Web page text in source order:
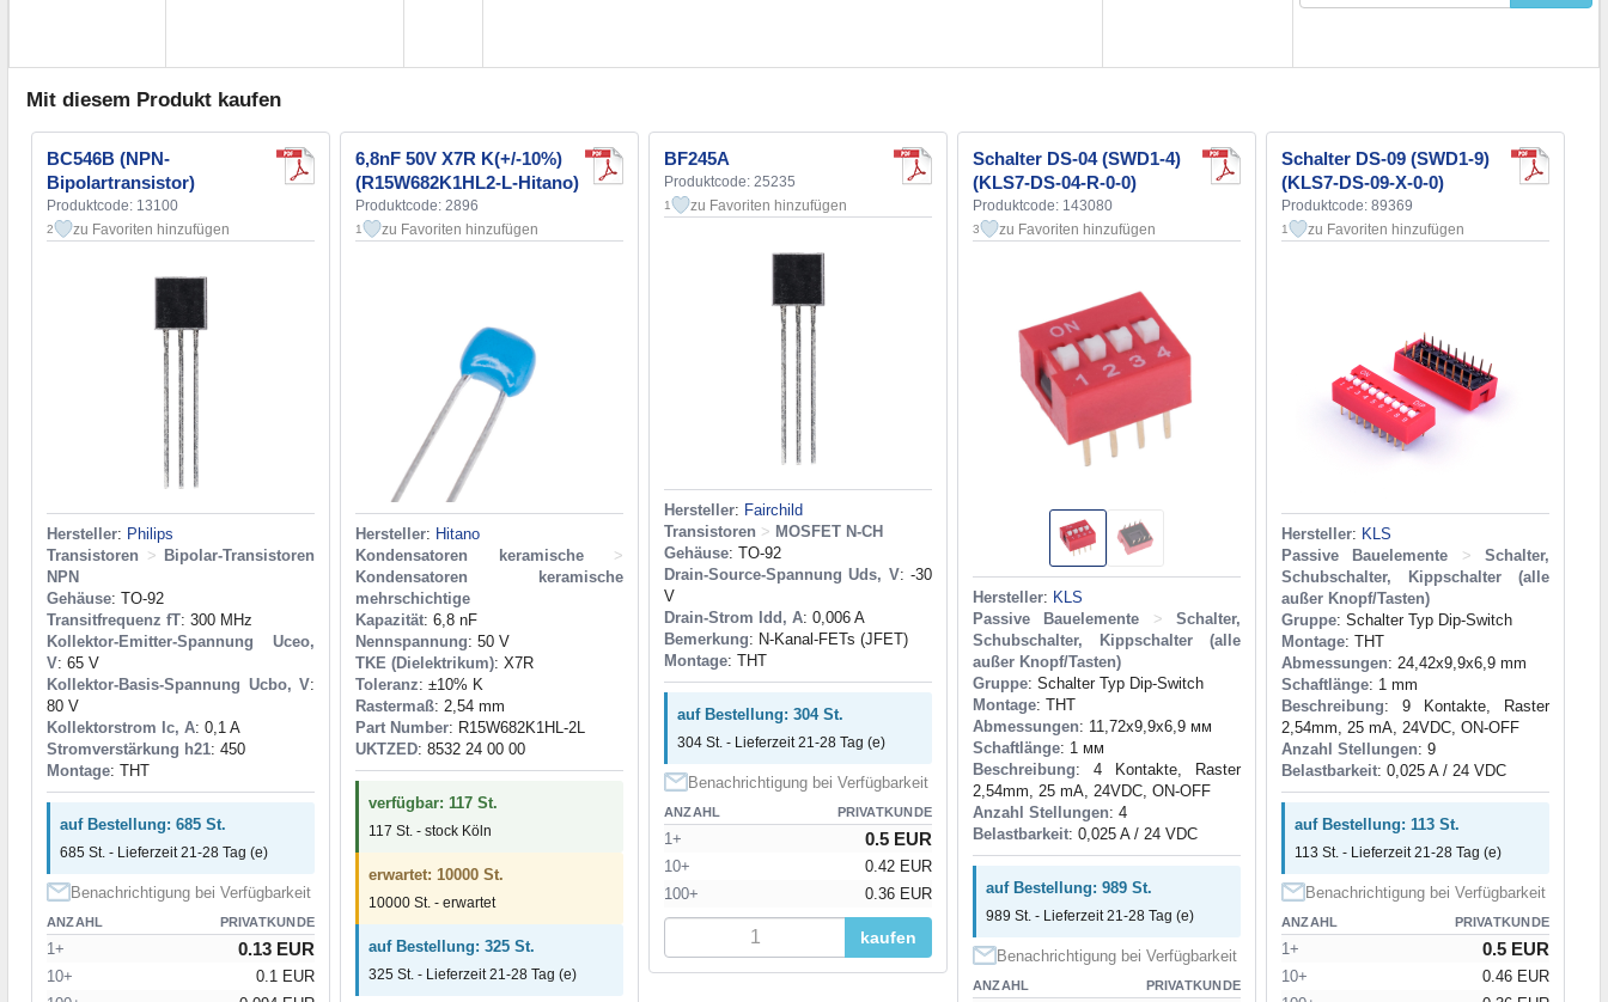
Mit diesem Produkt kaufen
BC546B (NPN-
Bipolartransistor)
Produktcode: 13100
2 zu Favoriten hinzufügen
Hersteller: Philips
Transistoren > Bipolar-Transistoren
NPN
Gehäuse: TO-92
Transitfrequenz fT: 300 MHz
Kollektor-Emitter-Spannung Uceo,
V: 65 V
Kollektor-Basis-Spannung Ucbo, V:
80 V
Kollektorstrom Ic, A: 0,1 A
Stromverstärkung h21: 450
Montage: THT
auf Bestellung: 685 St.
685 St. - Lieferzeit 21-28 Tag (e)
Benachrichtigung bei Verfügbarkeit
ANZAHL PRIVATKUNDE
1+ 0.13 EUR
10+
0.1 EUR
6,8nF 50V X7R K(+/-10%)
(R15W682K1HL2-L-Hitano)
Produktcode: 2896
1 zu Favoriten hinzufügen
Hersteller: Hitano
Kondensatoren keramische
>
Kondensatoren keramische
mehrschichtige
Kapazität: 6,8 nF
Nennspannung: 50 V
TKE (Dielektrikum): X7R
Toleranz: ±10% K
Rastermaß: 2,54 mm
Part Number: R15W682K1HL-2L
UKTZED: 8532 24 00 00
verfügbar: 117 St.
117 St. - stock Köln
erwartet: 10000 St.
10000 St. - erwartet
auf Bestellung: 325 St.
325 St. - Lieferzeit 21-28 Tag (e)
BF245A
Produktcode: 25235
1 zu Favoriten hinzufügen
Hersteller: Fairchild
Transistoren > MOSFET N-CH
Gehäuse: TO-92
Drain-Source-Spannung Uds, V: -30
V
Drain-Strom Idd, A: 0,006 A
Bemerkung: N-Kanal-FETs (JFET)
Montage: THT
auf Bestellung: 304 St.
304 St. - Lieferzeit 21-28 Tag (e)
Benachrichtigung bei Verfügbarkeit
ANZAHL PRIVATKUNDE
1+ 0.5 EUR
10+
0.42 EUR
100+
0.36 EUR
kaufen
Schalter DS-04 (SWD1-4)
(KLS7-DS-04-R-0-0)
Produktcode: 143080
3 zu Favoriten hinzufügen
Hersteller: KLS
Passive Bauelemente
>
Schalter,
Schubschalter, Kippschalter (alle
außer Knopf/Tasten)
Gruppe: Schalter Typ Dip-Switch
Montage: THT
Abmessungen: 11,72x9,9x6,9 мм
Schaftlänge: 1 мм
Beschreibung: 4 Kontakte, Raster
2,54mm, 25 mA, 24VDC, ON-OFF
Anzahl Stellungen: 4
Belastbarkeit: 0,025 A / 24 VDC
auf Bestellung: 989 St.
989 St. - Lieferzeit 21-28 Tag (e)
Benachrichtigung bei Verfügbarkeit
ANZAHL PRIVATKUNDE
Schalter DS-09 (SWD1-9)
(KLS7-DS-09-X-0-0)
Produktcode: 89369
1 zu Favoriten hinzufügen
Hersteller: KLS
Passive Bauelemente
>
Schalter,
Schubschalter, Kippschalter (alle
außer Knopf/Tasten)
Gruppe: Schalter Typ Dip-Switch
Montage: THT
Abmessungen: 24,42x9,9x6,9 mm
Schaftlänge: 1 mm
Beschreibung: 9 Kontakte, Raster
2,54mm, 25 mA, 24VDC, ON-OFF
Anzahl Stellungen: 9
Belastbarkeit: 0,025 A / 24 VDC
auf Bestellung: 113 St.
113 St. - Lieferzeit 21-28 Tag (e)
Benachrichtigung bei Verfügbarkeit
ANZAHL PRIVATKUNDE
1+ 0.5 EUR
10+
0.46 EUR